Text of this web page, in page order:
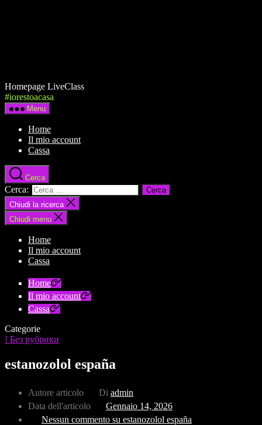
Homepage LiveClass
#iorestoacasa
Menu
Home
Il mio account
Cassa
Cerca
Cerca:
Chiudi la ricerca
Chiudi menu
Home
Il mio account
Cassa
Home
Il mio account
Cassa
Categorie
! Без рубрики
estanozolol españa
Autore articolo Di admin
Data dell'articolo
Gennaio 14, 2026
Nessun commento su estanozolol españa